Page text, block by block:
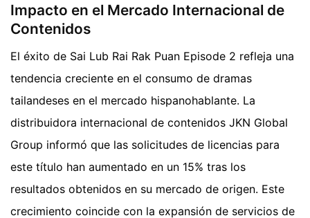
Impacto en el Mercado Internacional de
Contenidos
El éxito de Sai Lub Rai Rak Puan Episode 2 refleja una
tendencia creciente en el consumo de dramas
tailandeses en el mercado hispanohablante. La
distribuidora internacional de contenidos JKN Global
Group informó que las solicitudes de licencias para
este título han aumentado en un 15% tras los
resultados obtenidos en su mercado de origen. Este
crecimiento coincide con la expansión de servicios de